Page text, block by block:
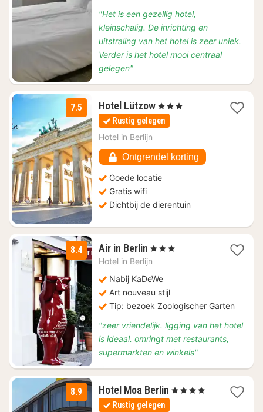
"Het is een gezellig hotel,
kleinschalig. De inrichting en
uitstraling van het hotel is zeer uniek.
Verder is het hotel mooi centraal
gelegen"
7.5 Hotel Lützow1
nacht
vanaf
84
, 3 Sterren
Rustig gelegen
Hotel in Berlijn
Ontgrendel korting
Goede locatie
Gratis wifi
Dichtbij de dierentuin
8.4 Air in Berlin 1
nacht
€
112,88
, 3 Sterren
Hotel in Berlijn
Nabij KaDeWe
Art nouveau stijl
Tip: bezoek Zoologischer Garten
"zeer vriendelijk. ligging van het hotel
is ideaal. omringt met restaurants,
supermarkten en winkels"
8.9 Hotel Moa Berlin 2
, 4 Sterren
Rustig gelegen